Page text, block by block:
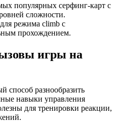
популярных серфинг-карт с
сложности.
режима climb с
прохождением.
игры на
способ разнообразить
навыки управления
для тренировки реакции,